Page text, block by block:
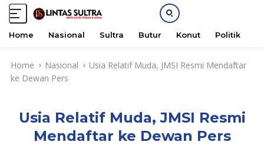
Home Nasional Sultra Butur Konut Politik
Home Nasional
Usia Relatif Muda, JMSI Resmi Mendaftar
ke Dewan Pers
Usia Relatif Muda, JMSI Resmi
Mendaftar ke Dewan Pers